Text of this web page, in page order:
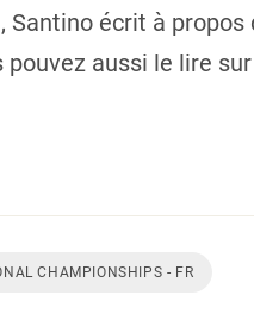
écrit à
pouvez aussi le lire
CHAMPIONSHIPS - FR